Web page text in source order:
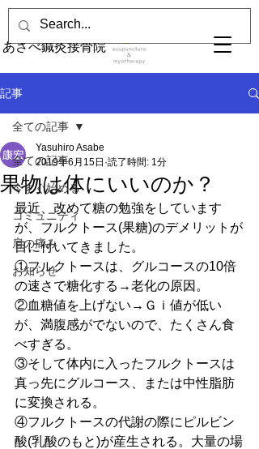
あさべ鍼灸接骨院
記事
全ての記事
今すぐ始める
コミュニティ
肩の痛み
お知らせ
全ての記事
果物は体にいいのか？
Yasuhiro Asabe
2019年6月15日 読了時間: 1分
最近、改めて糖の勉強をしています
が、フルクトース(果糖)のデメリットが
目に付いてきました。
①フルクトースは、グルコースの10倍
の速さで糖化する→老化の原因。
②血糖値を上げない→Ｇｉ値が低い
が、満腹感がでないので、たくさん食
べすぎる。
③そして体内に入ったフルクトースは
真っ先にグルコース、または中性脂肪
に変換される。
④フルクトースの代謝の際にピルビン
酸(乳酸のもと)が産生される。大量の場